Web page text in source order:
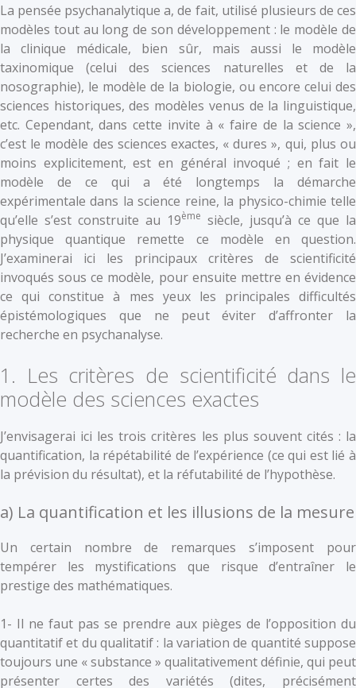
La pensée psychanalytique a, de fait, utilisé plusieurs de ces
modèles tout au long de son développement : le modèle de
la clinique médicale, bien sûr, mais aussi le modèle
taxinomique (celui des sciences naturelles et de la
nosographie), le modèle de la biologie, ou encore celui des
sciences historiques, des modèles venus de la linguistique,
etc. Cependant, dans cette invite à « faire de la science »,
c’est le modèle des sciences exactes, « dures », qui, plus ou
moins explicitement, est en général invoqué ; en fait le
modèle de ce qui a été longtemps la démarche
expérimentale dans la science reine, la physico-chimie telle
qu’elle s’est construite au 19ème siècle, jusqu’à ce que la
physique quantique remette ce modèle en question.
J’examinerai ici les principaux critères de scientificité
invoqués sous ce modèle, pour ensuite mettre en évidence
ce qui constitue à mes yeux les principales difficultés
épistémologiques que ne peut éviter d’affronter la
recherche en psychanalyse.
1. Les critères de scientificité dans le
modèle des sciences exactes
J’envisagerai ici les trois critères les plus souvent cités : la
quantification, la répétabilité de l’expérience (ce qui est lié à
la prévision du résultat), et la réfutabilité de l’hypothèse.
a) La quantification et les illusions de la mesure
Un certain nombre de remarques s’imposent pour
tempérer les mystifications que risque d’entraîner le
prestige des mathématiques.
1- Il ne faut pas se prendre aux pièges de l’opposition du
quantitatif et du qualitatif : la variation de quantité suppose
toujours une « substance » qualitativement définie, qui peut
présenter certes des variétés (dites, précisément